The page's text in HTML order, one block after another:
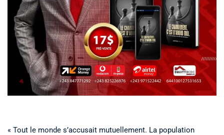
« Tout le monde s’accusait mutuellement. La population